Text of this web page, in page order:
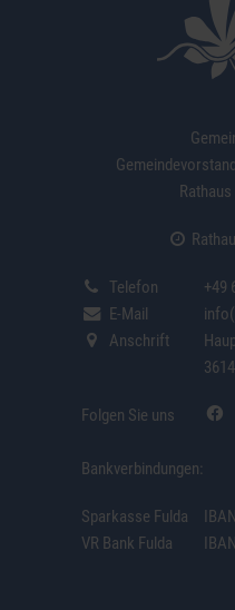
Telefon
+49
E-Mail
Anschrift
Folgen Sie uns
Bankverbindungen:
Sparkasse Fulda
VR Bank Fulda